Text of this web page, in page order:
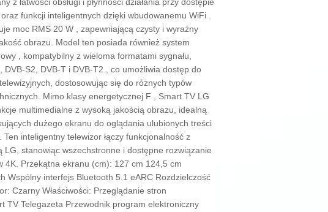
funkcji inteligentnych dzięki wbudowanemu WiFi .
moc RMS 20 W , zapewniającą czysty i wyraźny
obrazu. Model ten posiada również system
, kompatybilny z wieloma formatami sygnału,
DVB-S2, DVB-T i DVB-T2 , co umożliwia dostęp do
dostosowując się do różnych typów
Mimo klasy energetycznej F , Smart TV LG
multimedialne z wysoką jakością obrazu, idealną
dużego ekranu do oglądania ulubionych treści
inteligentny telewizor łączy funkcjonalność z
LG, stanowiąc wszechstronne i dostępne rozwiązanie
4K. Przekątna ekranu (cm): 127 cm 124,5 cm
Wspólny interfejs Bluetooth 5.1 eARC Rozdzielczość
Czarny Właściwości: Przeglądanie stron
TV Telegazeta Przewodnik program elektroniczny